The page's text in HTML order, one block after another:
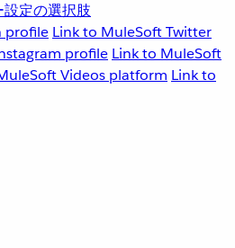
定の選択肢
profile Link to MuleSoft Twitter
profile Link to MuleSoft
Videos platform Link to